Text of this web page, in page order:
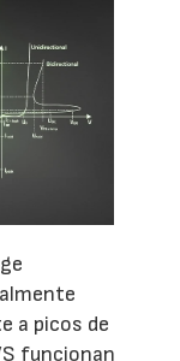
a picos de
funcionan